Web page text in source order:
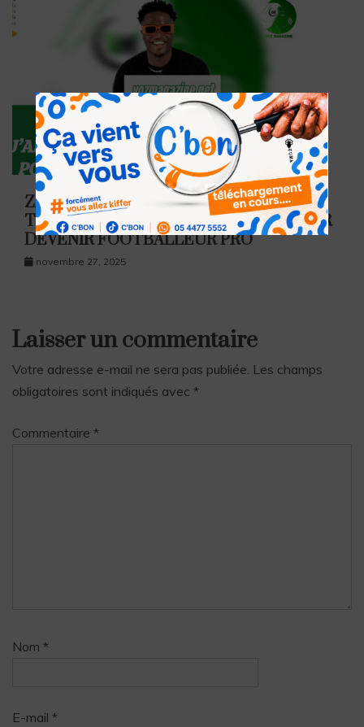
ZAGBA LE REQUIN BALANCE : J’AI
TRANSPORTÉ 10 KG DE FÉTICHES POUR
DEVENIR FOOTBALLEUR PRO
novembre 27, 2025
Laisser un commentaire
Votre adresse e-mail ne sera pas publiée. Les champs
obligatoires sont indiqués avec *
Commentaire *
Nom *
E-mail *